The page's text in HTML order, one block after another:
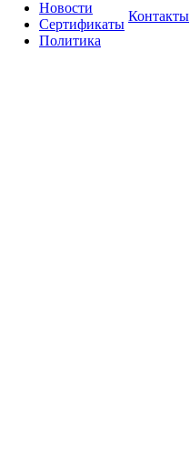
Новости
Сертификаты
Политика
Контакты